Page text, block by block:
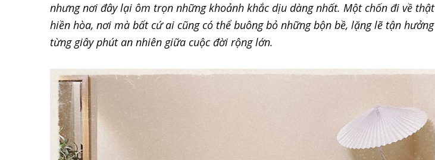
nhưng nơi đây lại ôm trọn những khoảnh khắc dịu dàng nhất. Một chốn đi về thật
hiền hòa, nơi mà bất cứ ai cũng có thể buông bỏ những bộn bề, lặng lẽ tận hưởng
từng giây phút an nhiên giữa cuộc đời rộng lớn.